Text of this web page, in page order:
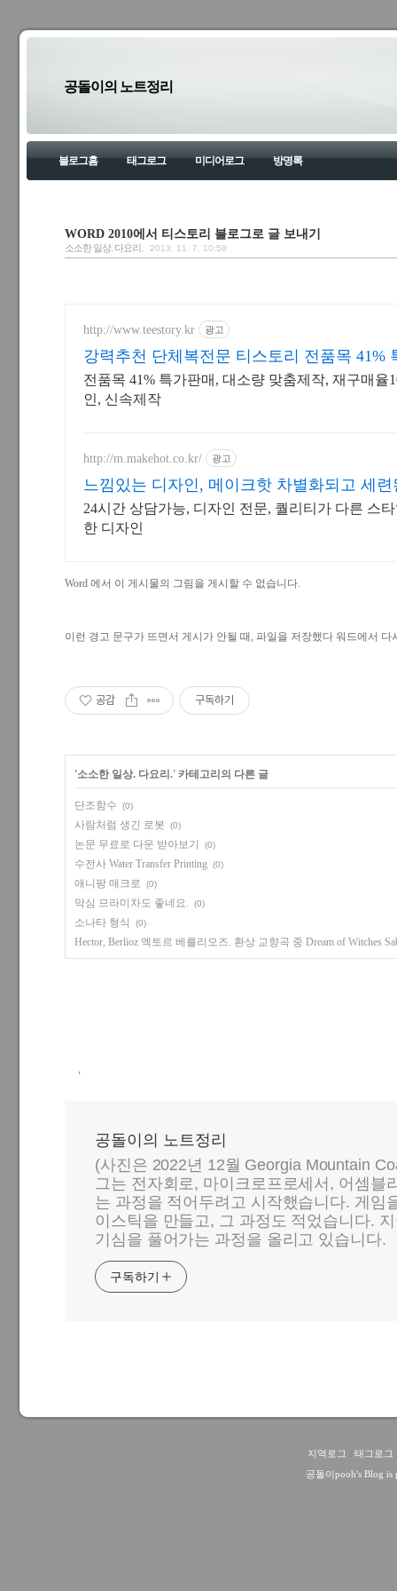
공돌이의 노트정리
블로그홈 태그로그 미디어로그 방명록
WORD 2010에서 티스토리 블로그로 글 보내기
소소한 일상. 다요리. 2013. 11. 7. 10:58
http://www.teestory.kr 광고
강력추천 단체복전문 티스토리 전품목 41%
전품목 41% 특가판매, 대소량 맞춤제작, 재구매율
인, 신속제작
http://m.makehot.co.kr/ 광고
느낌있는 디자인, 메이크핫 차별화되고 세
24시간 상담가능, 디자인 전문, 퀄리티가 다른 스
한 디자인
Word 에서 이 게시물의 그림을 게시할 수 없습니다.
이런 경고 문구가 뜨면서 게시가 안될 때, 파일을 저장했다 워드에서
공감 구독하기
'소소한 일상. 다요리.' 카테고리의 다른 글
단조함수 (0)
사람처럼 생긴 로봇 (0)
논문 무료로 다운 받아보기 (0)
수전사 Water Transfer Printing (0)
애니팡 매크로 (0)
막심 므라미차도 좋네요. (0)
소나타 형식 (0)
Hector, Berlioz 엑토르 베를리오즈. 환상 교향곡 중 Dream of Witches
,
공돌이의 노트정리
(사진은 2022년 12월 Georgia Mountain
그는 전자회로, 마이크로프로세서, 어셈블
는 과정을 적어두려고 시작했습니다. 게임
이스틱을 만들고, 그 과정도 적었습니다.
기심을 풀어가는 과정을 올리고 있습니다.
구독하기
지역로그 : 태그로그
공돌이pooh's Blog is